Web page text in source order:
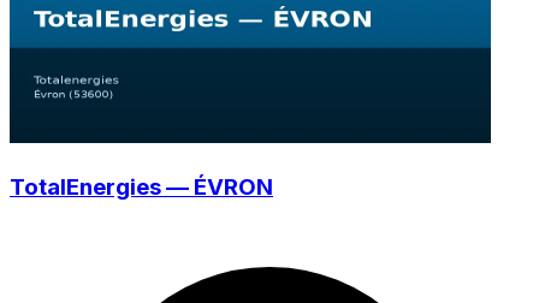
TotalEnergies — ÉVRON